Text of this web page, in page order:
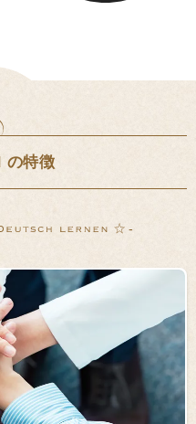
特徴
-